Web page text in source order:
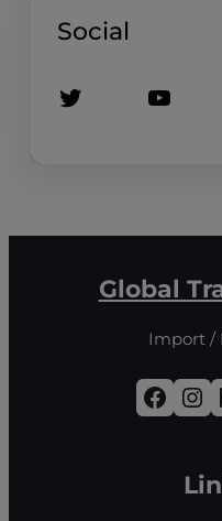
Social
Twitter YouTube
Global
Import /
Facebook Instagram